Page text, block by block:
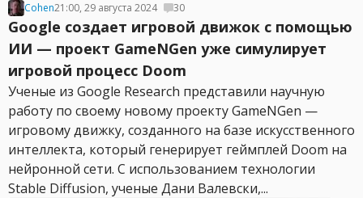
Cohen21:00, 29 августа 2024 30
Google создает игровой движок с помощью
ИИ — проект GameNGen уже симулирует
игровой процесс Doom
Ученые из Google Research представили научную
работу по своему новому проекту GameNGen —
игровому движку, созданного на базе искусственного
интеллекта, который генерирует геймплей Doom на
нейронной сети. С использованием технологии
Stable Diffusion, ученые Дани Валевски,...